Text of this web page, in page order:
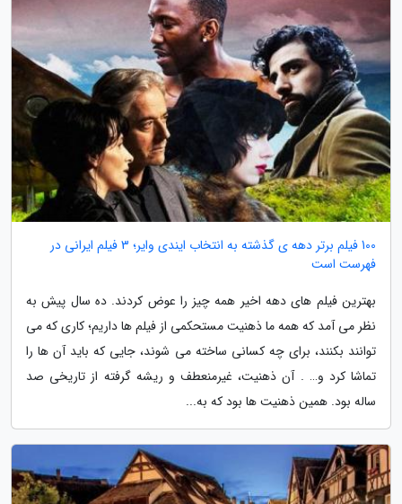
100 فیلم برتر دهه ی گذشته به انتخاب ایندی وایر؛ 3 فیلم ایرانی در
فهرست است
بهترین فیلم های دهه اخیر همه چیز را عوض کردند. ده سال پیش به
نظر می آمد که همه ما ذهنیت مستحکمی از فیلم ها داریم؛ کاری که می
توانند بکنند، برای چه کسانی ساخته می شوند، جایی که باید آن ها را
تماشا کرد و… . آن ذهنیت، غیرمنعطف و ریشه گرفته از تاریخی صد
ساله بود. همین ذهنیت ها بود که به...